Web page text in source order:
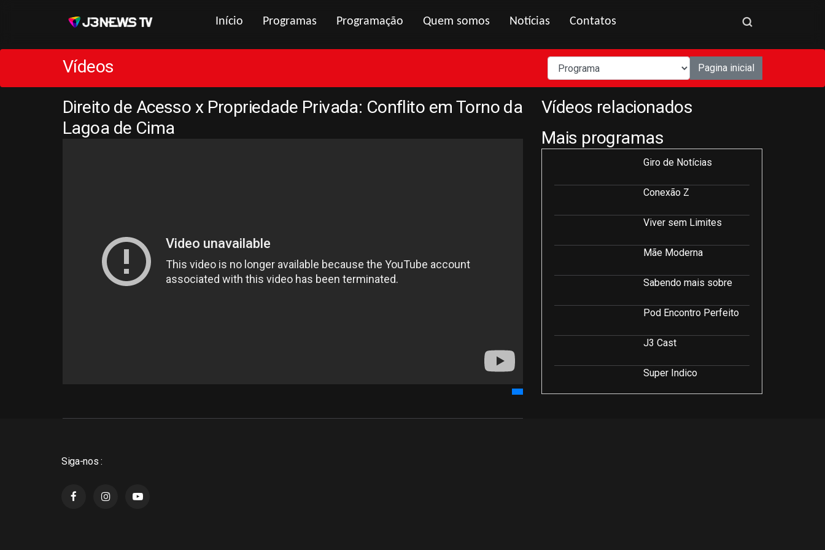
Início Programas Programação Quem somos Notícias Contatos
Vídeos Pagina inicial
Direito de Acesso x Propriedade Privada: Conflito em Torno da
Lagoa de Cima
Vídeos relacionados
Mais programas
Giro de Notícias
Conexão Z
Viver sem Limites
Mãe Moderna
Sabendo mais sobre
Pod Encontro Perfeito
J3 Cast
Super Indico
Siga-nos :